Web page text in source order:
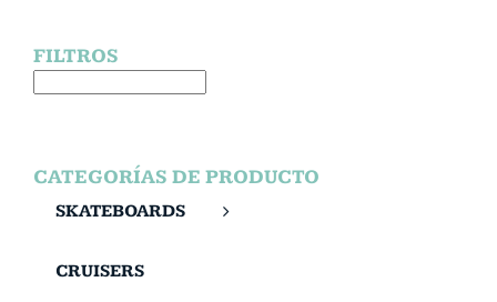
FILTROS
CATEGORÍAS DE PRODUCTO
SKATEBOARDS
CRUISERS